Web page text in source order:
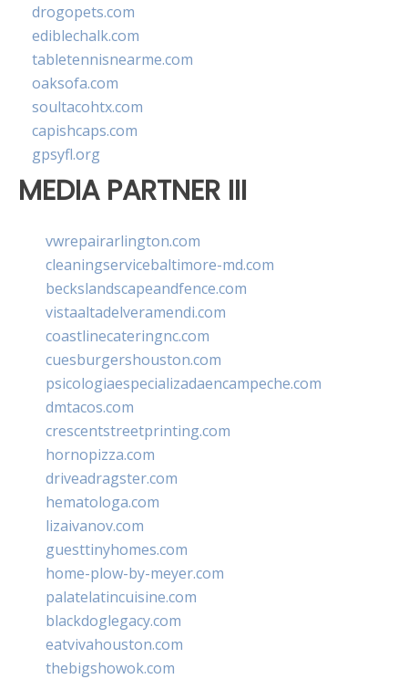
drogopets.com
ediblechalk.com
tabletennisnearme.com
oaksofa.com
soultacohtx.com
capishcaps.com
gpsyfl.org
MEDIA PARTNER III
vwrepairarlington.com
cleaningservicebaltimore-md.com
beckslandscapeandfence.com
vistaaltadelveramendi.com
coastlinecateringnc.com
cuesburgershouston.com
psicologiaespecializadaencampeche.com
dmtacos.com
crescentstreetprinting.com
hornopizza.com
driveadragster.com
hematologa.com
lizaivanov.com
guesttinyhomes.com
home-plow-by-meyer.com
palatelatincuisine.com
blackdoglegacy.com
eatvivahouston.com
thebigshowok.com